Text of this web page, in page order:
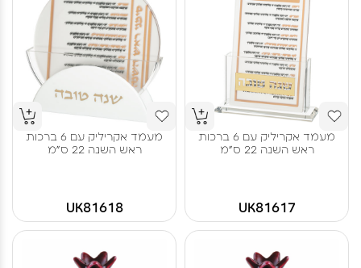
מעמד אקריליק עם 6 ברכות
ראש השנה 22 ס"מ
UK81617
מעמד אקריליק עם 6 ברכות
ראש השנה 22 ס"מ
UK81618